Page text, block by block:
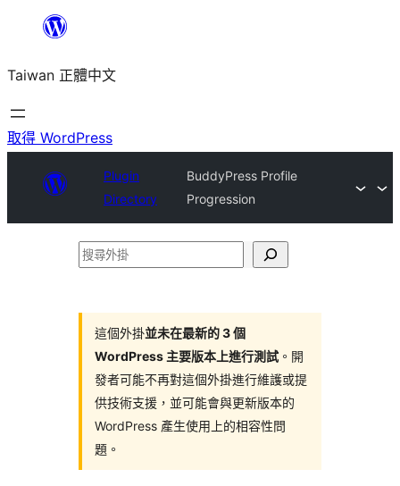
主
要
內
Taiwan 正體中文
取得 WordPress
Plugin
Directory
BuddyPress Profile
Progression
搜
這個外掛並未在最新的 3 個
WordPress 主要版本上進行測試 。開
發者可能不再對這個外掛進行維護或提
供技術支援，並可能會與更新版本的
WordPress 產生使用上的相容性問
題。